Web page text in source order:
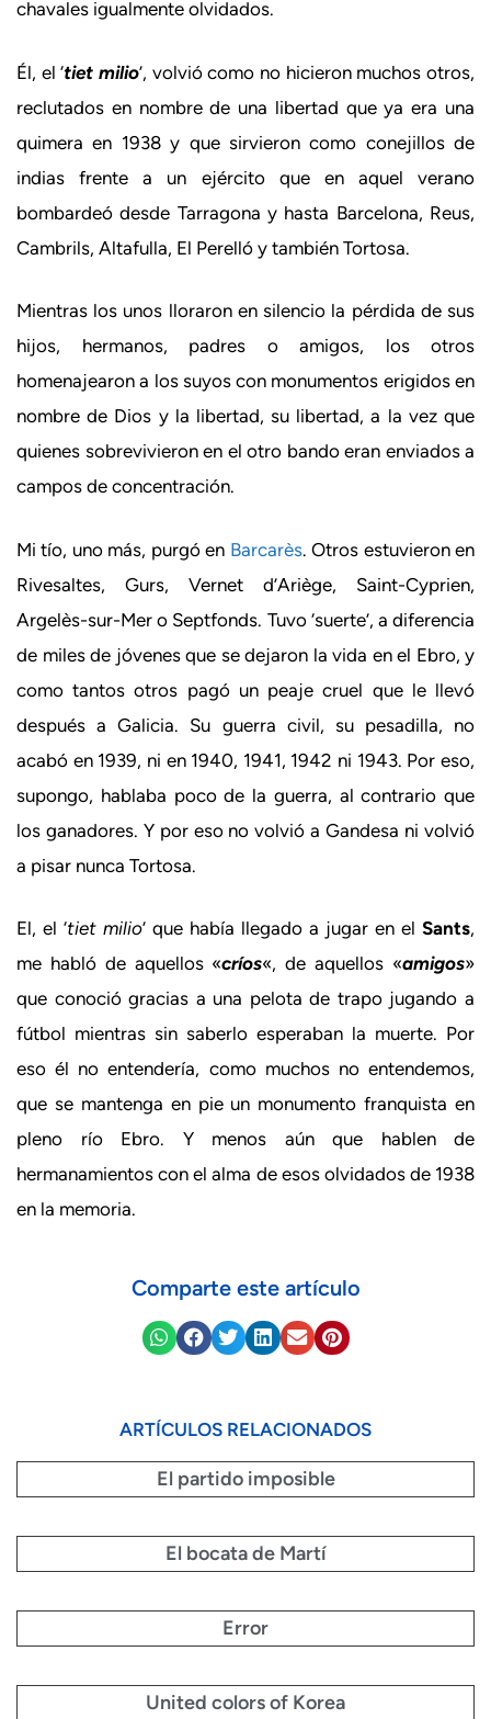
chavales igualmente olvidados.
Él, el ‘tiet milio’, volvió como no hicieron muchos otros,
reclutados en nombre de una libertad que ya era una
quimera en 1938 y que sirvieron como conejillos de
indias frente a un ejército que en aquel verano
bombardeó desde Tarragona y hasta Barcelona, Reus,
Cambrils, Altafulla, El Perelló y también Tortosa.
Mientras los unos lloraron en silencio la pérdida de sus
hijos, hermanos, padres o amigos, los otros
homenajearon a los suyos con monumentos erigidos en
nombre de Dios y la libertad, su libertad, a la vez que
quienes sobrevivieron en el otro bando eran enviados a
campos de concentración.
Mi tío, uno más, purgó en Barcarès. Otros estuvieron en
Rivesaltes, Gurs, Vernet d’Ariège, Saint-Cyprien,
Argelès-sur-Mer o Septfonds. Tuvo ‘suerte’, a diferencia
de miles de jóvenes que se dejaron la vida en el Ebro, y
como tantos otros pagó un peaje cruel que le llevó
después a Galicia. Su guerra civil, su pesadilla, no
acabó en 1939, ni en 1940, 1941, 1942 ni 1943. Por eso,
supongo, hablaba poco de la guerra, al contrario que
los ganadores. Y por eso no volvió a Gandesa ni volvió
a pisar nunca Tortosa.
El, el ‘tiet milio’ que había llegado a jugar en el Sants,
me habló de aquellos «críos«, de aquellos «amigos»
que conoció gracias a una pelota de trapo jugando a
fútbol mientras sin saberlo esperaban la muerte. Por
eso él no entendería, como muchos no entendemos,
que se mantenga en pie un monumento franquista en
pleno río Ebro. Y menos aún que hablen de
hermanamientos con el alma de esos olvidados de 1938
en la memoria.
Comparte este artículo
ARTÍCULOS RELACIONADOS
El partido imposible
El bocata de Martí
Error
United colors of Korea